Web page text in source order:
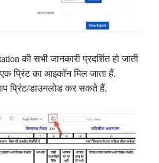
की सभी जानकारी प्रदर्शित हो जाती
प्रिंट का आइकॉन मिल जाता हैं.
प्रिंट/डाउनलोड कर सकते हैं.